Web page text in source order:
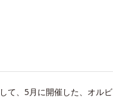
て、5月に開催した、オルビ